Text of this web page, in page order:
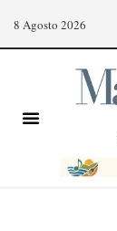
8 Agosto 2026